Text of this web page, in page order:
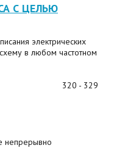
С ЦЕЛЬЮ
электрических
в любом частотном
320 - 329
непрерывно